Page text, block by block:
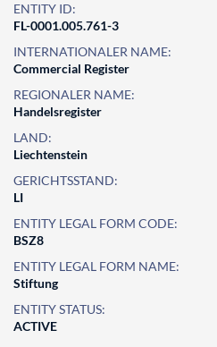
ENTITY ID:
FL-0001.005.761-3
INTERNATIONALER NAME:
Commercial Register
REGIONALER NAME:
Handelsregister
LAND:
Liechtenstein
GERICHTSSTAND:
LI
ENTITY LEGAL FORM CODE:
BSZ8
ENTITY LEGAL FORM NAME:
Stiftung
ENTITY STATUS:
ACTIVE